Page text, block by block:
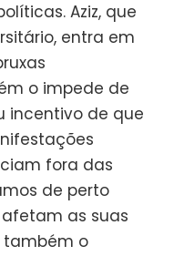
Aziz, que
entra em
o impede de
incentivo de que
fora das
de perto
as suas
também o